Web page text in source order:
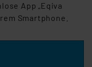
App „Eqiva
Smartphone.